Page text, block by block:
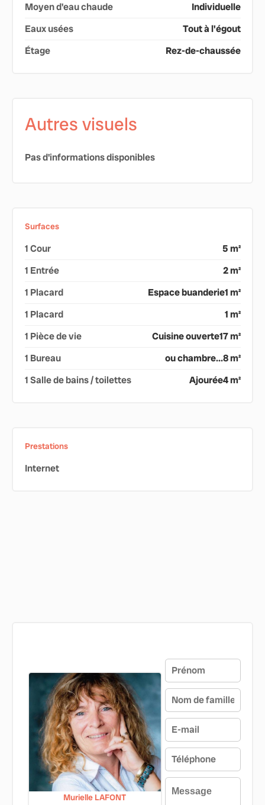
Moyen d'eau chaude
Individuelle
Eaux usées
Tout à l'égout
Étage
Rez-de-chaussée
Autres visuels
Pas d'informations disponibles
Surfaces
1 Cour
5 m²
1 Entrée
2 m²
1 Placard
1 m²
Espace buanderie
1 Placard
1 m²
1 Pièce de vie
17 m²
Cuisine ouverte
1 Bureau
8 m²
ou chambre...
1 Salle de bains / toilettes
4 m²
Ajourée
Prestations
Internet
Murielle LAFONT